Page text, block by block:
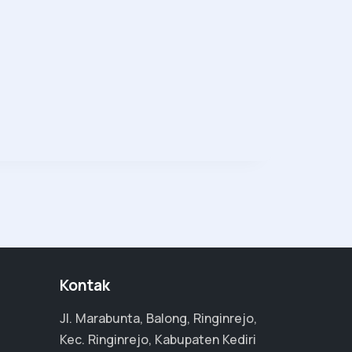
Kontak
Jl. Marabunta, Balong, Ringinrejo,
Kec. Ringinrejo, Kabupaten Kediri